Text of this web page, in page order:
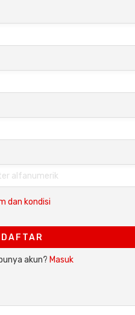
dan kondisi
DAFTAR
akun? Masuk